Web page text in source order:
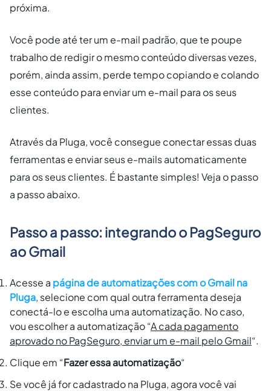
próxima.
Você pode até ter um e-mail padrão, que te poupe
trabalho de redigir o mesmo conteúdo diversas vezes,
porém, ainda assim, perde tempo copiando e colando
esse conteúdo para enviar um e-mail para os seus
clientes.
Através da Pluga, você consegue conectar essas duas
ferramentas e enviar seus e-mails automaticamente
para os seus clientes. É bastante simples! Veja o passo
a passo abaixo.
Passo a passo: integrando o PagSeguro
ao Gmail
Acesse a página de automatizações com o Gmail na
Pluga, selecione com qual outra ferramenta deseja
conectá-lo e escolha uma automatização. No caso,
vou escolher a automatização “A cada pagamento
aprovado no PagSeguro, enviar um e-mail pelo Gmail“.
Clique em “Fazer essa automatização“
Se você já for cadastrado na Pluga, agora você vai